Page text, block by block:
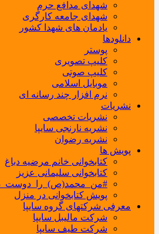
شهدای مدافع حرم
شهدای جامعه کارگری
یادمان های شهدا کشور
دانلودها
پوستر
کلیپ تصویری
کلیپ صوتی
موبایل اسلامی
نرم افزار چند رسانه ای
نشریات
نشریات تخصصی
نشریه نارنجی سایپا
نشریه رضوان
پویش ها
کتابخوانی خانم مرضیه دباغ
کتابخوانی سلیمانی عزیز
پویش کتابخوانی در منزل
معرفی شرکتهای گروه سایپا
شرکت مالیبل سایپا
شرکت طیف سایپا